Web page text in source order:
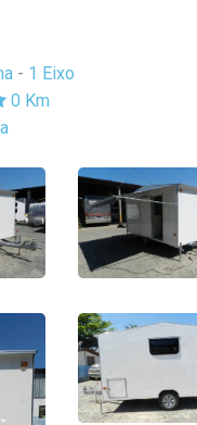
- 1 Eixo
0 Km